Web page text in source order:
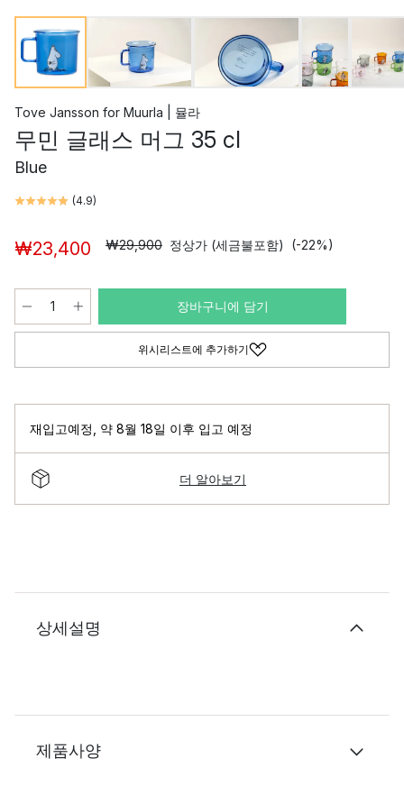
Tove Jansson for Muurla | 뮬라
무민 글래스 머그 35 cl
Blue
(4.9)
₩23,400 ₩29,900 정상가 (세금불포함) (-22%)
장바구니에 담기
위시리스트에 추가하기
재입고예정 약 8월 18일 이후 입고 예정
더 알아보기
상세설명
제품사양